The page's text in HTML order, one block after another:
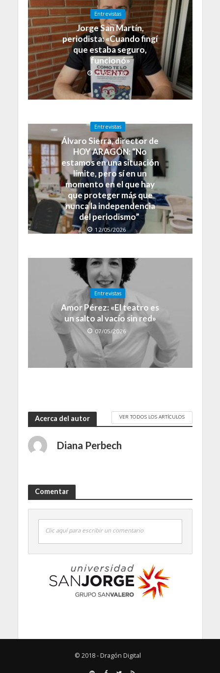
Entrevistas
Jorge San Martín,
periodista: «Cuando fingí
que estaba seguro,
funcionó»
23/05/2026
Entrevistas
Álvaro Sierra, director de
HOY ARAGÓN: “No
estamos en una situación
límite, pero sí en un
momento en el que hay
que proteger más que
nunca la independencia
del periodismo”
12/05/2026
Entrevistas
Amor Pérez: «El teatro es
un salto al vacío sin red»
07/05/2026
Acerca del autor VER TODOS LOS ARTÍCULOS
Diana Perbech
Comentar
Clic aquí para escribir un comentario
© 2018 - Dragón Digital